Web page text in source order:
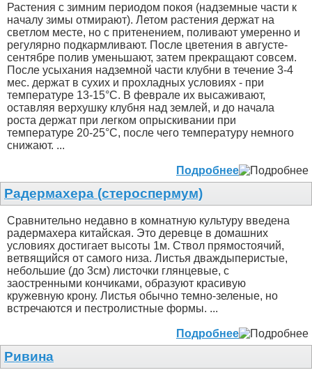
Растения с зимним периодом покоя (надземные части к
началу зимы отмирают). Летом растения держат на
светлом месте, но с притенением, поливают умеренно и
регулярно подкармливают. После цветения в августе-
сентябре полив уменьшают, затем прекращают совсем.
После усыхания надземной части клубни в течение 3-4
мес. держат в сухих и прохладных условиях - при
температуре 13-15°С. В феврале их высаживают,
оставляя верхушку клубня над землей, и до начала
роста держат при легком опрыскивании при
температуре 20-25°С, после чего температуру немного
снижают. ...
Подробнее
Радермахера (стероспермум)
Сравнительно недавно в комнатную культуру введена
радермахера китайская. Это деревце в домашних
условиях достигает высоты 1м. Ствол прямостоячий,
ветвящийся от самого низа. Листья дваждыперистые,
небольшие (до 3см) листочки глянцевые, с
заостренными кончиками, образуют красивую
кружевную крону. Листья обычно темно-зеленые, но
встречаются и пестролистные формы. ...
Подробнее
Ривина